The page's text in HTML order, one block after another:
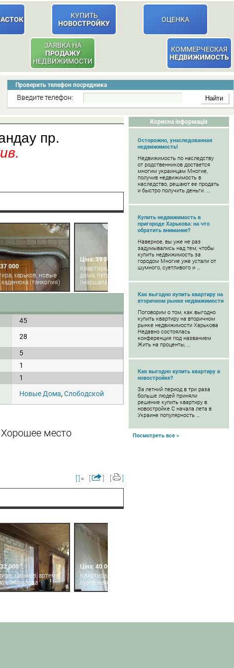
КУПИТЬ
НОВОСТРОЙКУ
ОЦЕНКА
ЗАЯВКА НА
ПРОДАЖУ
НЕДВИЖИМОСТИ
КОММЕРЧЕСКАЯ
НЕДВИЖИМОСТЬ
Проверить телефон посредника
Введите телефон:
Корисна інформація
Осторожно, унаследованная
недвижимость!
Недвижимость по наследству
от родственников достается
многим украинцам Многие,
получив недвижимость в
наследство, решают ее продать
и быстро получить деньги. …
Купить недвижимость в
пригороде Харькова: на что
обратить внимание?
Наверное, вы уже не раз
задумывались над тем, чтобы
купить недвижимость за
городом Многие уже устали от
шумного, суетливого и …
Как выгодно купить квартиру на
вторичном рынке недвижимости
Поговорим о том, как выгодно
купить квартиру на вторичном
рынке недвижимости Харькова
Недавно состоялась
конференция под названием
Жить на проценты, …
Как выгодно купить квартиру в
новостройке?
За летний период в три раза
больше людей приняли
решение купить квартиру в
новостройке С начала лета в
Украине популярность …
Посмотреть все »
пр.
37 000
харьков, новые
(танкопия)
Ціна: 39 000
Квартира, харьков, новые
дома, петра григоренко пр.
(маршала жукова пр.)
45
28
5
1
1
Новые Дома, Слободской
место
33 000
харьков, артема
морозова
Ціна: 40 000
Квартира, харьков, центр,
кузнечная